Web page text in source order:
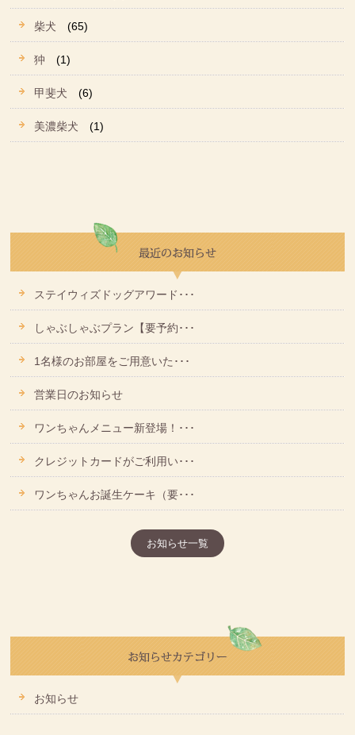
柴犬 (65)
狆 (1)
甲斐犬 (6)
美濃柴犬 (1)
ステイウィズドッグアワード･･･
しゃぶしゃぶプラン【要予約･･･
1名様のお部屋をご用意いた･･･
営業日のお知らせ
ワンちゃんメニュー新登場！･･･
クレジットカードがご利用い･･･
ワンちゃんお誕生ケーキ（要･･･
お知らせ一覧
お知らせ